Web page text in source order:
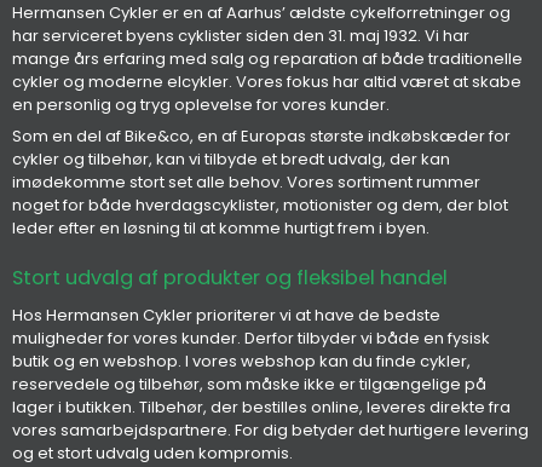
Hermansen Cykler er en af Aarhus’ ældste cykelforretninger og
har serviceret byens cyklister siden den 31. maj 1932. Vi har
mange års erfaring med salg og reparation af både traditionelle
cykler og moderne elcykler. Vores fokus har altid været at skabe
en personlig og tryg oplevelse for vores kunder.
Som en del af Bike&co, en af Europas største indkøbskæder for
cykler og tilbehør, kan vi tilbyde et bredt udvalg, der kan
imødekomme stort set alle behov. Vores sortiment rummer
noget for både hverdagscyklister, motionister og dem, der blot
leder efter en løsning til at komme hurtigt frem i byen.
Stort udvalg af produkter og fleksibel handel
Hos Hermansen Cykler prioriterer vi at have de bedste
muligheder for vores kunder. Derfor tilbyder vi både en fysisk
butik og en webshop. I vores webshop kan du finde cykler,
reservedele og tilbehør, som måske ikke er tilgængelige på
lager i butikken. Tilbehør, der bestilles online, leveres direkte fra
vores samarbejdspartnere. For dig betyder det hurtigere levering
og et stort udvalg uden kompromis.